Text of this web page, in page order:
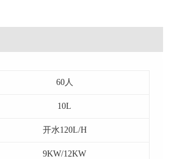
60人
10L
开水120L/H
9KW/12KW